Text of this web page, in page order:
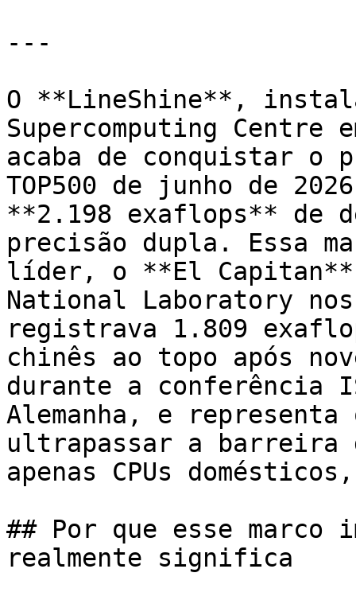
---
O **LineShine**,
Supercomputing Centre
acaba de conquistar
TOP500 de junho de
**2.198 exaflops** de
precisão dupla. Essa
líder, o **El Capitan**
National Laboratory
registrava 1.809
chinês ao topo após
durante a conferência
Alemanha, e
ultrapassar a barreira
apenas CPUs
## Por que esse marco
realmente significa